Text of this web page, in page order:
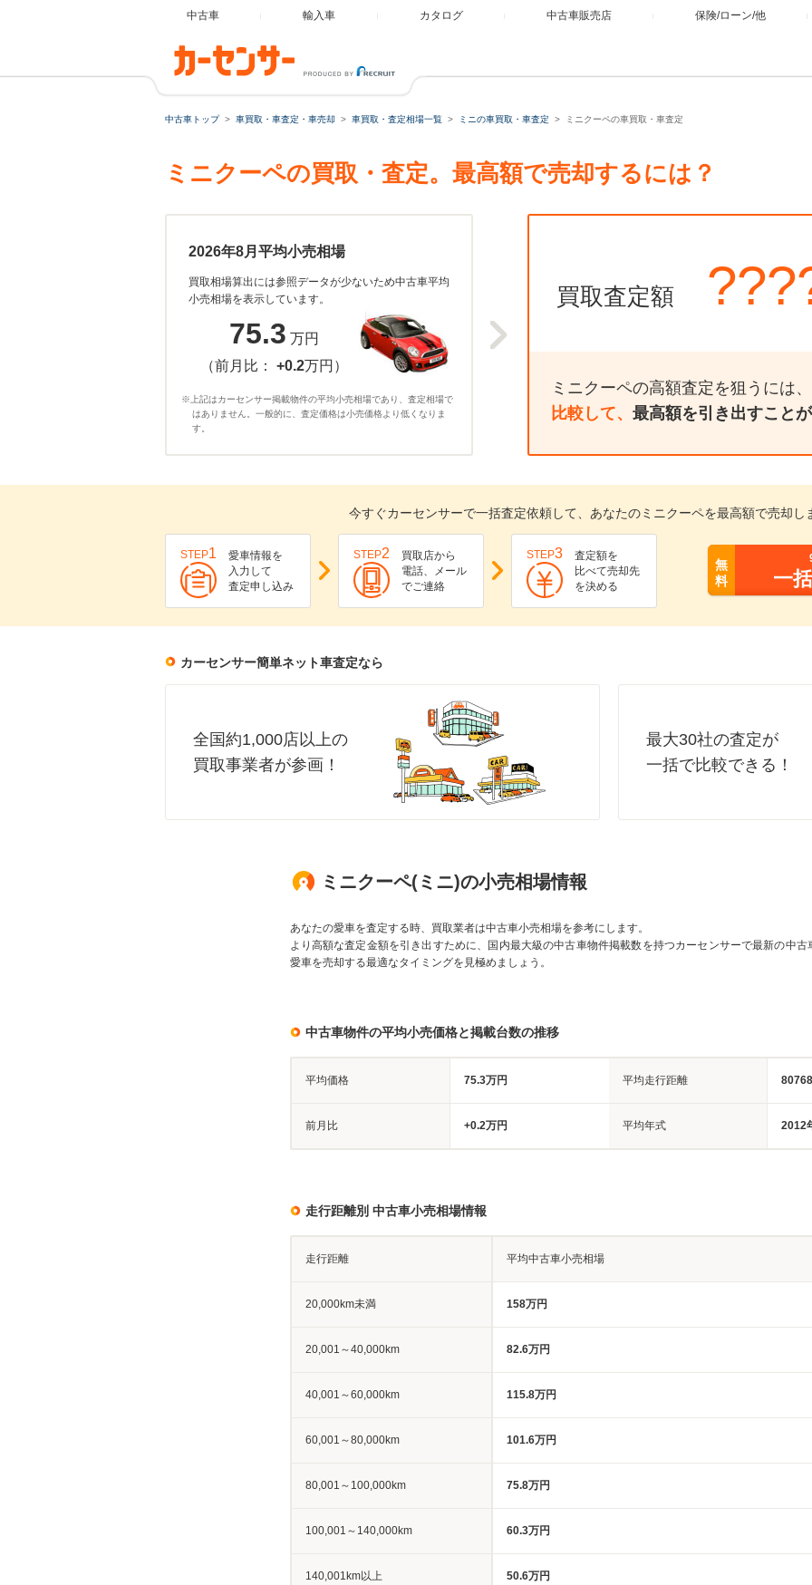
中古車 輸入車 カタログ 中古車販売店 保険/ローン/他
中古車トップ 車買取・車査定・車売却 車買取・査定相場一覧 ミニの車買取・車査定 ミニクーペの車買取・車査定
ミニクーペの買取・査定。最高額で売却するには？
2026年8月平均小売相場
買取相場算出には参照データが少ないため中古車平均
小売相場を表示しています。
75.3 万円
（前月比： +0.2万円）
※上記はカーセンサー掲載物件の平均小売相場であり、査定相場で
はありません。一般的に、査定価格は小売価格より低くなりま
す。
買取査定額
ミニクーペの高額査定を狙うには、
比較して、 最高額を引き出すことが
今すぐカーセンサーで一括査定依頼して、あなたのミニクーペを最高額で売却し
STEP1
愛車情報を
入力して
査定申し込み
STEP2
買取店から
電話、メール
でご連絡
STEP3
査定額を
比べて売却先
を決める
無
料
一
カーセンサー簡単ネット車査定なら
全国約1,000店以上の
買取事業者が参画！
最大30社の査定が
一括で比較できる！
ミニクーペ(ミニ)の小売相場情報
あなたの愛車を査定する時、買取業者は中古車小売相場を参考にします。
より高額な査定金額を引き出すために、国内最大級の中古車物件掲載数を持つカーセンサーで最新の中古
愛車を売却する最適なタイミングを見極めましょう。
中古車物件の平均小売価格と掲載台数の推移
平均価格 75.3万円 平均走行距離
前月比 +0.2万円 平均年式 2012
走行距離別 中古車小売相場情報
走行距離 平均中古車小売相場
20,000km未満 158万円
20,001～40,000km 82.6万円
40,001～60,000km 115.8万円
60,001～80,000km 101.6万円
80,001～100,000km 75.8万円
100,001～140,000km 60.3万円
140,001km以上 50.6万円